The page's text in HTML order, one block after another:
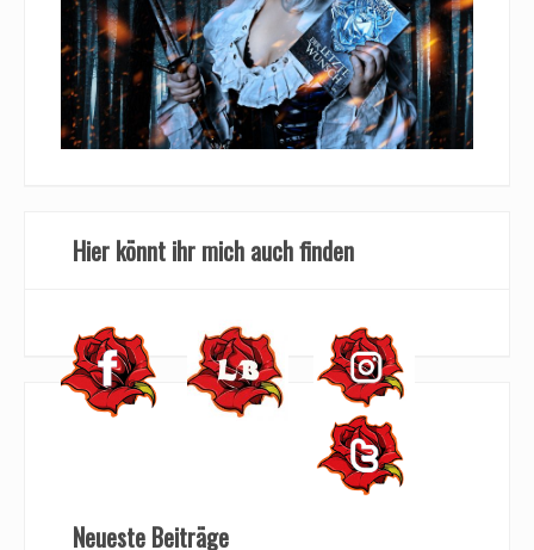
Hier könnt ihr mich auch finden
Neueste Beiträge